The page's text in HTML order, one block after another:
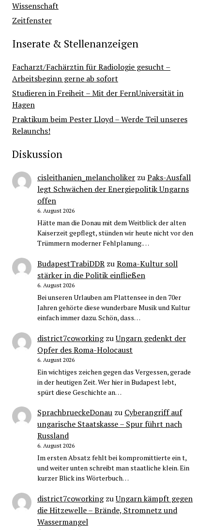
Wissenschaft
Zeitfenster
Inserate & Stellenanzeigen
Facharzt/Fachärztin für Radiologie gesucht –
Arbeitsbeginn gerne ab sofort
Studieren in Freiheit – Mit der FernUniversität in
Hagen
Praktikum beim Pester Lloyd – Werde Teil unseres
Relaunchs!
Diskussion
cisleithanien_melancholikerzuPaks-Ausfall
legt Schwächen der Energiepolitik Ungarns
offen
6. August 2026
Hätte man die Donau mit dem Weitblick der alten
Kaiserzeit gepflegt, stünden wir heute nicht vor den
Trümmern moderner Fehlplanung.…
BudapestTrabiDDRzuRoma-Kultur soll
stärker in die Politik einfließen
6. August 2026
Bei unseren Urlauben am Plattensee in den 70er
Jahren gehörte diese wunderbare Musik und Kultur
einfach immer dazu. Schön, dass…
district7coworkingzuUngarn gedenkt der
Opfer des Roma-Holocaust
6. August 2026
Ein wichtiges zeichen gegen das Vergessen, gerade
in der heutigen Zeit. Wer hier in Budapest lebt,
spürt diese Geschichte an…
SprachbrueckeDonauzu Cyberangriff auf
ungarische Staatskasse – Spur führt nach
Russland
6. August 2026
Im ersten Absatz fehlt bei kompromittierte ein t,
und weiter unten schreibt man staatliche klein. Ein
kurzer Blick ins Wörterbuch…
district7coworkingzuUngarn kämpft gegen
die Hitzewelle – Brände, Stromnetz und
Wassermangel